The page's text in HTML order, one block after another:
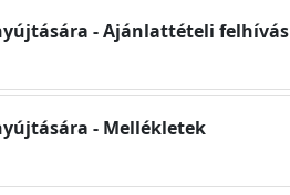
- Ajánlattételi felhívás
- Mellékletek